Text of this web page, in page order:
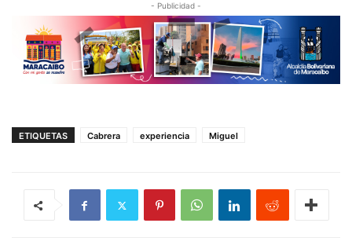
- Publicidad -
ETIQUETAS Cabrera experiencia Miguel